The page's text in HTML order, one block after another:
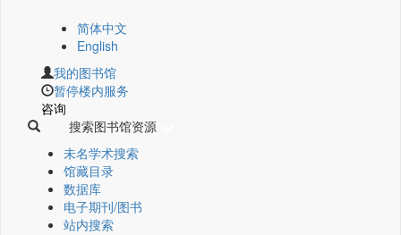
简体中文
English
我的图书馆
暂停楼内服务
咨询
搜索图书馆资源
未名学术搜索
馆藏目录
数据库
电子期刊/图书
站内搜索